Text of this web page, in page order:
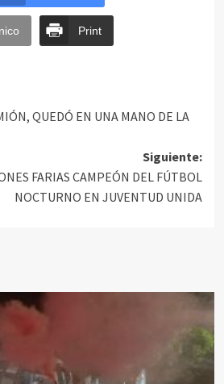
Print
QUEDÓ EN UNA MANO DE LA
Siguiente:
FARIAS CAMPEÓN DEL FÚTBOL
NOCTURNO EN JUVENTUD UNIDA